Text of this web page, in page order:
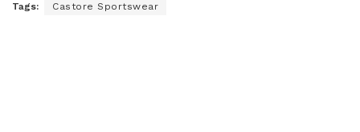
Tags: Castore Sportswear